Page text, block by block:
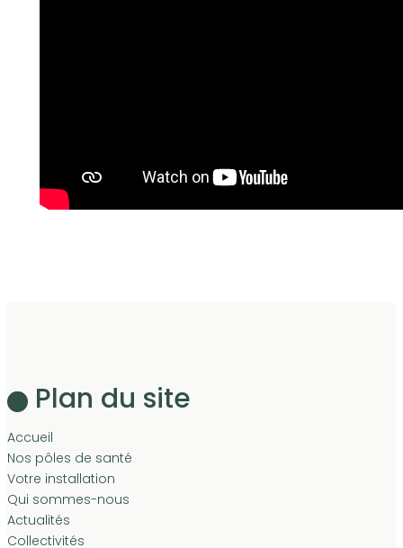
Plan du site
Accueil
Nos pôles de santé
Votre installation
Qui sommes-nous
Actualités
Collectivités